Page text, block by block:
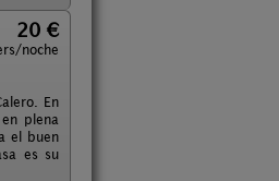
20 €
noche
En
plena
el buen
es su